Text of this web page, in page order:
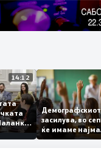
14:12
Паланка
на
засилува,
ќе имаме
првачиња